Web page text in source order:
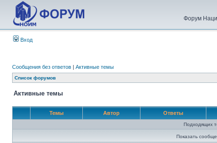
Форум
Вход
Сообщения без ответов | Активные темы
Список форумов
Активные темы
Темы Автор Ответы
Подходящих
Показать